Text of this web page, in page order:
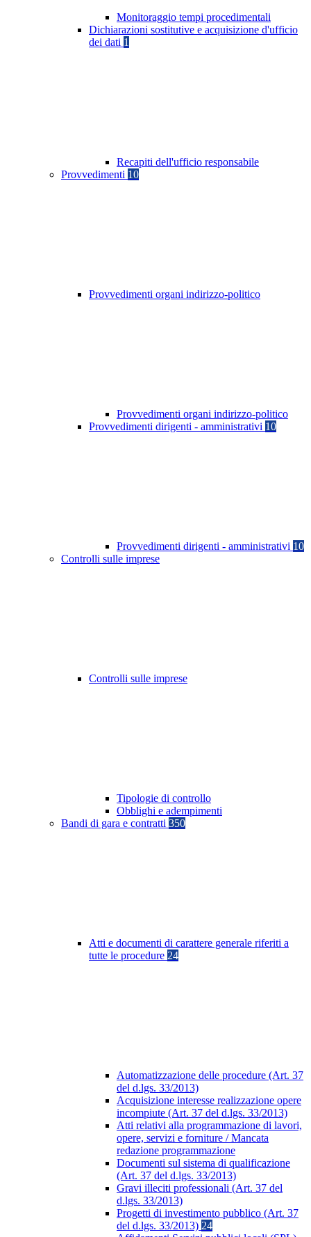
Monitoraggio tempi procedimentali
Dichiarazioni sostitutive e acquisizione d'ufficio
dei dati 1
Recapiti dell'ufficio responsabile
Provvedimenti 10
Provvedimenti organi indirizzo-politico
Provvedimenti organi indirizzo-politico
Provvedimenti dirigenti - amministrativi 10
Provvedimenti dirigenti - amministrativi 10
Controlli sulle imprese
Controlli sulle imprese
Tipologie di controllo
Obblighi e adempimenti
Bandi di gara e contratti 350
Atti e documenti di carattere generale riferiti a
tutte le procedure 24
Automatizzazione delle procedure (Art. 37
del d.lgs. 33/2013)
Acquisizione interesse realizzazione opere
incompiute (Art. 37 del d.lgs. 33/2013)
Atti relativi alla programmazione di lavori,
opere, servizi e forniture / Mancata
redazione programmazione
Documenti sul sistema di qualificazione
(Art. 37 del d.lgs. 33/2013)
Gravi illeciti professionali (Art. 37 del
d.lgs. 33/2013)
Progetti di investimento pubblico (Art. 37
del d.lgs. 33/2013) 24